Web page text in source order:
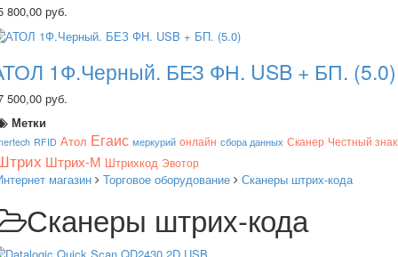
800,00 руб.
1Ф.Черный. БЕЗ ФН. USB + БП. (5.0)
500,00 руб.
Метки
RFID Атол Егаис меркурий онлайн сбора данных Сканер Честный знак
Штрих-М Штрихкод Эвотор
магазин Торговое оборудование Сканеры штрих-кода
Сканеры штрих-кода